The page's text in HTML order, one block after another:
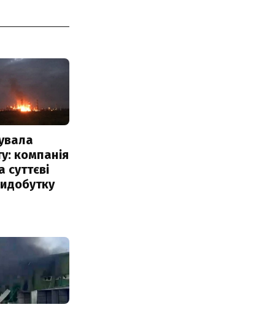
компанія
суттєві